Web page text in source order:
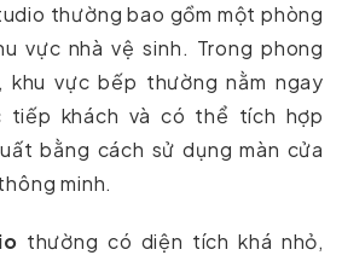
thường bao gồm một phòng
vực nhà vệ sinh. Trong phong
vực bếp thường nằm ngay
tiếp khách và có thể tích hợp
bằng cách sử dụng màn cửa
minh.
thường có diện tích khá nhỏ,